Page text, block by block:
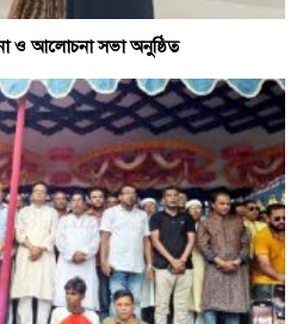
ও আলোচনা সভা অনুষ্ঠিত